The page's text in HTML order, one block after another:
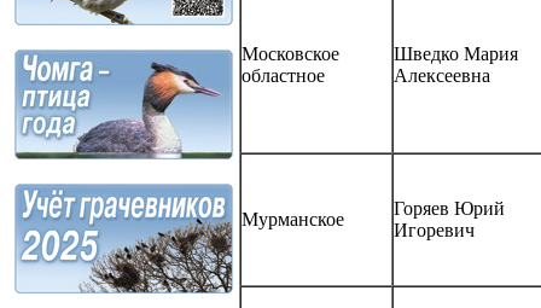
Московское
областное
Шведко Мария
Алексеевна
Мурманское
Горяев Юрий
Игоревич